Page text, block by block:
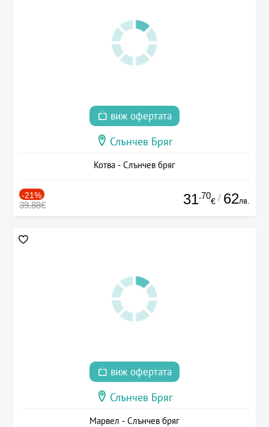
виж офертата
Слънчев Бряг
Котва - Слънчев бряг
-21%
39.88€ 31.70
€ / 62лв.
виж офертата
Слънчев Бряг
Марвел - Слънчев бряг